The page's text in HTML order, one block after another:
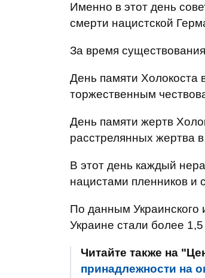
Именно в этот день
смерти нацистской
За время
День памяти Холокоста
торжественным
День памяти жертв
расстрелянных жертва
В этот день каждый
нацистами пленников и
По данным Украинского
Украине стали более
Читайте также на
принадлежности на